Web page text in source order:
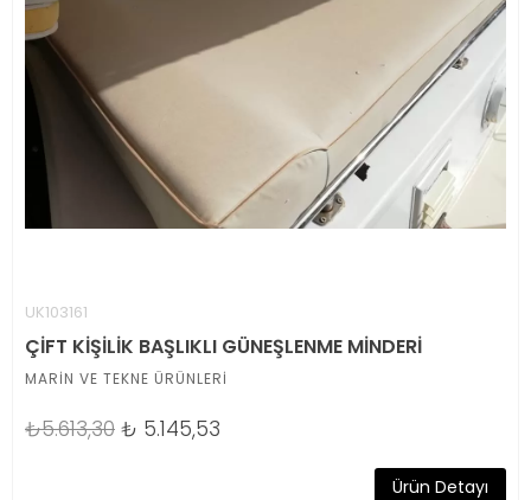
UK103161
ÇİFT KİŞİLİK BAŞLIKLI GÜNEŞLENME MİNDERİ
MARİN VE TEKNE ÜRÜNLERİ
₺5.613,30 ₺ 5.145,53
Ürün Detayı